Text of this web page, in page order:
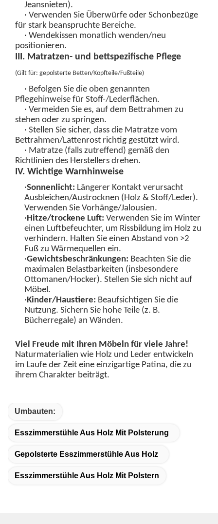
Jeansnieten).
· Verwenden Sie Überwürfe oder Schonbezüge
für stark beanspruchte Bereiche.
· Wendekissen monatlich wenden/neu
positionieren.
III. Matratzen- und bettspezifische Pflege
(Gilt für: gepolsterte Betten/Kopfteile/Fußteile)
· Befolgen Sie die oben genannten
Pflegehinweise für Stoff-/Lederflächen.
· Vermeiden Sie es, auf dem Bettrahmen zu
stehen oder zu springen.
· Stellen Sie sicher, dass die Matratze vom
Bettrahmen/Lattenrost richtig gestützt wird.
· Matratze (falls zutreffend) gemäß den
Richtlinien des Herstellers drehen.
IV. Wichtige Warnhinweise
·Sonnenlicht: Längerer Kontakt verursacht
Ausbleichen/Austrocknen (Holz & Stoff/Leder).
Verwenden Sie Vorhänge/Jalousien.
·Hitze/trockene Luft: Verwenden Sie im Winter
einen Luftbefeuchter, um Rissbildung im Holz zu
verhindern. Halten Sie einen Abstand von >2
Fuß zu Wärmequellen ein.
·Gewichtsbeschränkungen: Beachten Sie die
maximalen Belastbarkeiten (insbesondere
Ottomanen/Hocker). Stellen Sie sich nicht auf
Möbel.
·Kinder/Haustiere: Beaufsichtigen Sie die
Nutzung. Sichern Sie hohe Teile (z. B.
Bücherregale) an Wänden.
Viel Freude mit Ihren Möbeln für viele Jahre!
Naturmaterialien wie Holz und Leder entwickeln
im Laufe der Zeit eine einzigartige Patina, die zu
ihrem Charakter beiträgt.
Umbauten:
Esszimmerstühle Aus Holz Mit Polsterung
Gepolsterte Esszimmerstühle Aus Holz
Esszimmerstühle Aus Holz Mit Polstern